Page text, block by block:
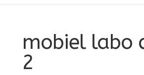
mobiel labo
2